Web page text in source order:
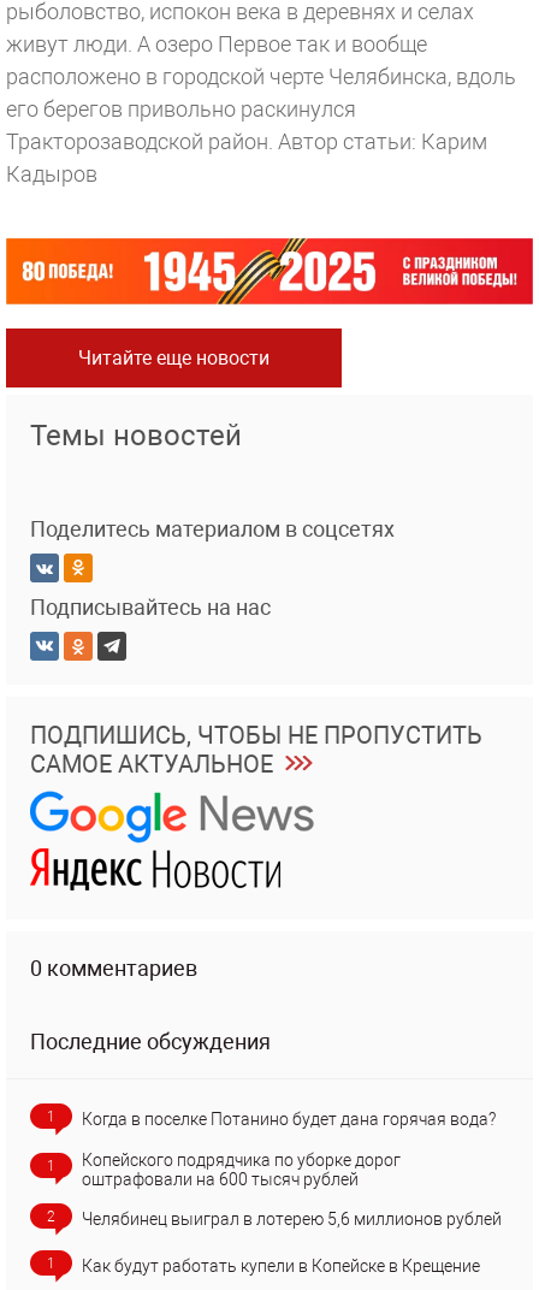
рыболовство, испокон века в деревнях и селах
живут люди. А озеро Первое так и вообще
расположено в городской черте Челябинска, вдоль
его берегов привольно раскинулся
Тракторозаводской район. Автор статьи: Карим
Кадыров
Читайте еще новости
Темы новостей
Поделитесь материалом в соцсетях
Подписывайтесь на нас
ПОДПИШИСЬ, ЧТОБЫ НЕ ПРОПУСТИТЬ
САМОЕ АКТУАЛЬНОЕ
0 комментариев
Последние обсуждения
1 Когда в поселке Потанино будет дана горячая вода?
1
Копейского подрядчика по уборке дорог
оштрафовали на 600 тысяч рублей
2 Челябинец выиграл в лотерею 5,6 миллионов рублей
1 Как будут работать купели в Копейске в Крещение